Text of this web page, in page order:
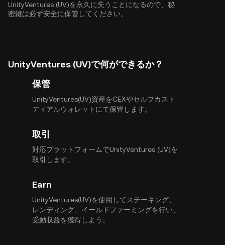
UnityVentures (UV)を永久に失うことになるので、秘
密鍵は必ず安全に保管してください。
UnityVentures (UV)で何ができるか？
保管
UnityVentures(UV)資産をCEXやセルフカスト
ディアルウォレットにて保管します。
取引
対応プラットフォームでUnityVentures (UV)を
取引します。
Earn
UnityVentures(UV)を使用してステーキング、
レンディング、イールドファーミングを行い、
受動収益を獲得しよう。